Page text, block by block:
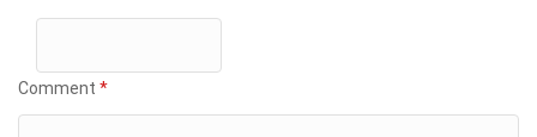
Comment *